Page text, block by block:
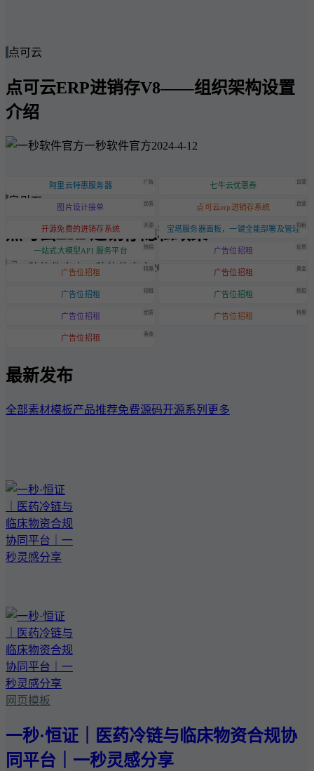
点可云
点可云ERP进销存V8——组织架构设置
介绍
一秒软件官方2024-4-12
点可云
点可云ERP进销存隐私政策
一秒软件官方2024-6-20
阿里云特惠服务器 广告 七牛云优惠券 自营
图片设计接单 优质 点可云erp进销存系统 自营
开源免费的进销存系统 开源 宝塔服务器面板，一键全能部署及管理招租
一站式大模型API 服务平台 热招 广告位招租 优质
广告位招租 特惠 广告位招租 黄金
广告位招租 招租 广告位招租 热招
广告位招租 优质 广告位招租 特惠
广告位招租 黄金
最新发布
全部素材模板产品推荐免费源码开源系列 更多
网页模板
一秒·恒证｜医药冷链与临床物资合规协
同平台｜一秒灵感分享